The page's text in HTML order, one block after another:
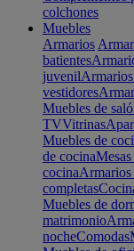
colchones
Muebles
Armarios
batientes
juvenil
vestidores
Muebles de
TVVitrinas
Muebles de
de cocina
cocinaArmarios
completas
Muebles de
matrimonio
nocheComodas